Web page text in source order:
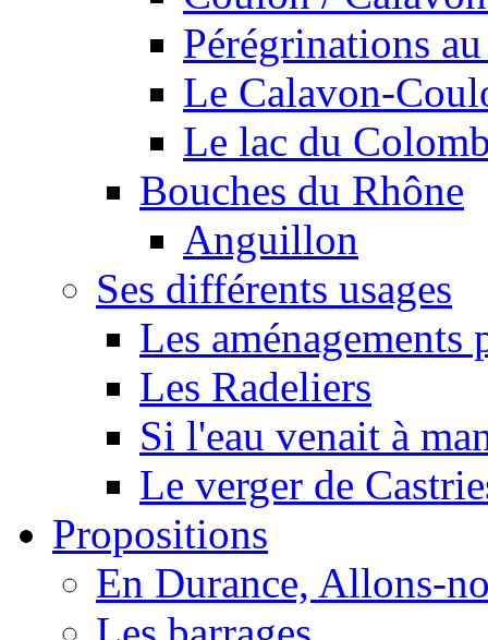
Pérégrinations
Le Calavon-
Le lac du
Bouches du Rhône
Anguillon
Ses différents usages
Les
Les Radeliers
Si l'eau venait à
Le verger de
Propositions
En Durance, Allons-